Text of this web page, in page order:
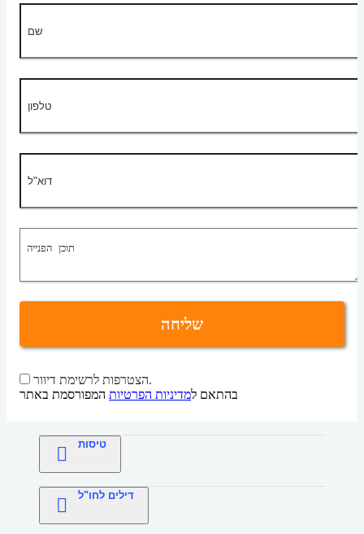
שליחה
הצטרפות לרשימת דיוור.
בהתאם למדיניות הפרטיות המפורסמת באתר
טיסות
דילים לחו"ל